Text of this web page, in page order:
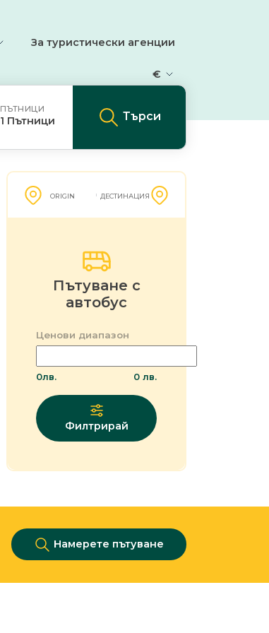
За туристически агенции
€
ПЪТНИЦИ
1 Пътници Търси
ORIGIN ДЕСТИНАЦИЯ
Пътуване с
автобус
Ценови диапазон
0лв. 0 лв.
Филтрирай
Намерете пътуване